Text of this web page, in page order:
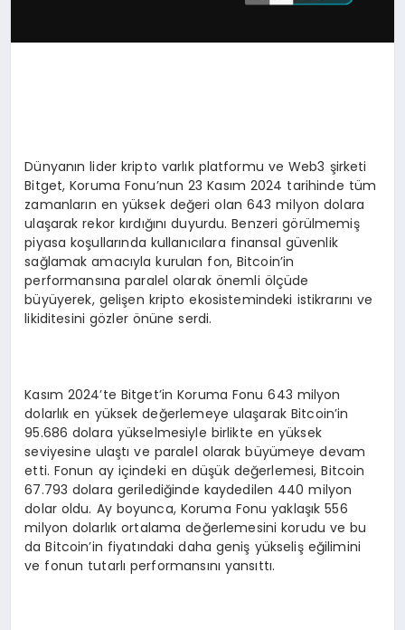
Dünyanın lider kripto varlık platformu ve Web3 şirketi
Bitget, Koruma Fonu’nun 23 Kasım 2024 tarihinde tüm
zamanların en yüksek değeri olan 643 milyon dolara
ulaşarak rekor kırdığını duyurdu. Benzeri görülmemiş
piyasa koşullarında kullanıcılara finansal güvenlik
sağlamak amacıyla kurulan fon, Bitcoin’in
performansına paralel olarak önemli ölçüde
büyüyerek, gelişen kripto ekosistemindeki istikrarını ve
likiditesini gözler önüne serdi.
Kasım 2024’te Bitget’in Koruma Fonu 643 milyon
dolarlık en yüksek değerlemeye ulaşarak Bitcoin’in
95.686 dolara yükselmesiyle birlikte en yüksek
seviyesine ulaştı ve paralel olarak büyümeye devam
etti. Fonun ay içindeki en düşük değerlemesi, Bitcoin
67.793 dolara gerilediğinde kaydedilen 440 milyon
dolar oldu. Ay boyunca, Koruma Fonu yaklaşık 556
milyon dolarlık ortalama değerlemesini korudu ve bu
da Bitcoin’in fiyatındaki daha geniş yükseliş eğilimini
ve fonun tutarlı performansını yansıttı.